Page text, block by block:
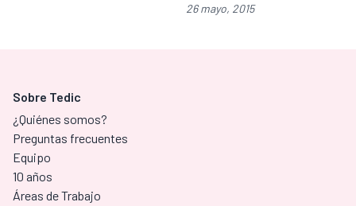
26 mayo, 2015
Sobre Tedic
¿Quiénes somos?
Preguntas frecuentes
Equipo
10 años
Áreas de Trabajo